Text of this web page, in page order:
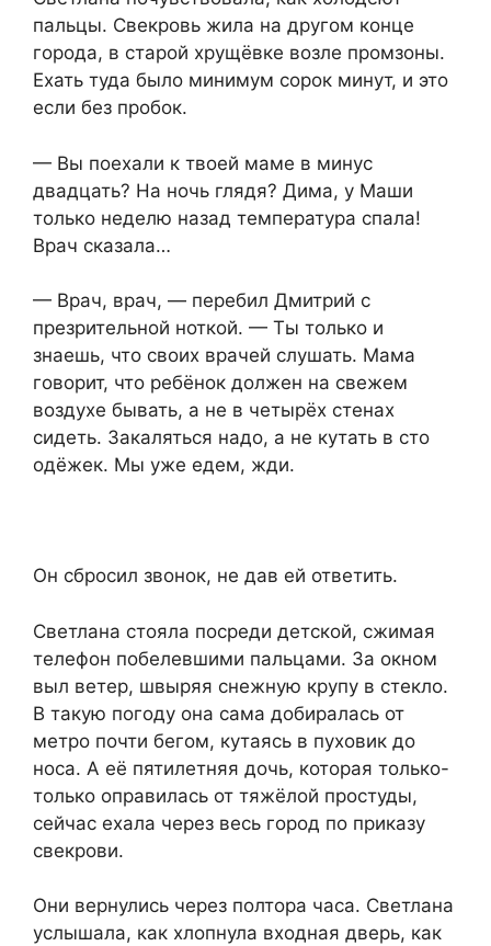
пальцы. Свекровь жила на другом конце
города, в старой хрущёвке возле промзоны.
Ехать туда было минимум сорок минут, и это
если без пробок.
— Вы поехали к твоей маме в минус
двадцать? На ночь глядя? Дима, у Маши
только неделю назад температура спала!
Врач сказала…
— Врач, врач, — перебил Дмитрий с
презрительной ноткой. — Ты только и
знаешь, что своих врачей слушать. Мама
говорит, что ребёнок должен на свежем
воздухе бывать, а не в четырёх стенах
сидеть. Закаляться надо, а не кутать в сто
одёжек. Мы уже едем, жди.
Он сбросил звонок, не дав ей ответить.
Светлана стояла посреди детской, сжимая
телефон побелевшими пальцами. За окном
выл ветер, швыряя снежную крупу в стекло.
В такую погоду она сама добиралась от
метро почти бегом, кутаясь в пуховик до
носа. А её пятилетняя дочь, которая только-
только оправилась от тяжёлой простуды,
сейчас ехала через весь город по приказу
свекрови.
Они вернулись через полтора часа. Светлана
услышала, как хлопнула входная дверь, как